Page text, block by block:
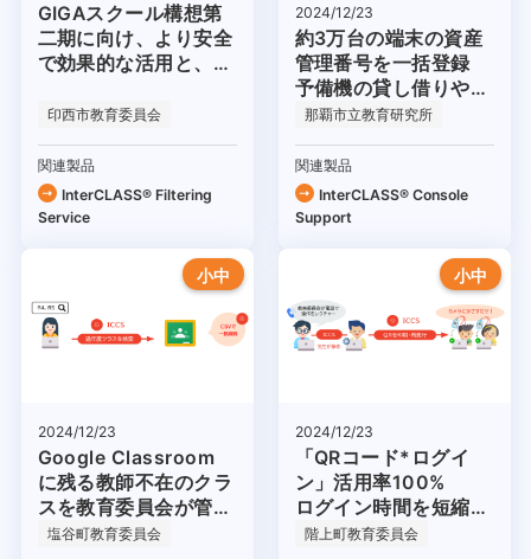
GIGAスクール構想第
二期に向け、より安全
で効果的な活用と、環
印西市教育委員会
関連製品
InterCLASS®︎ Filtering
Service
2024/12/23
約3万台の端末の資産
管理番号を一括登録
予備機の貸し借りや故
障対応がスムーズに
那覇市立教育研究所
関連製品
InterCLASS®︎ Console
Support
小中
2024/12/23
Google Classroom
に残る教師不在のクラ
スを教育委員会が管理
できトラブルを未然に
塩谷町教育委員会
小中
2024/12/23
「QRコード*ログイ
ン」活用率100%
ログイン時間を短縮
し、授業時間を確保
階上町教育委員会